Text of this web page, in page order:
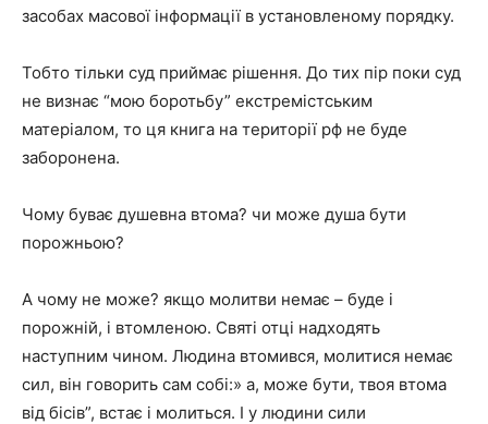
засобах масової інформації в установленому порядку.
Тобто тільки суд приймає рішення. До тих пір поки суд
не визнає “мою боротьбу” екстремістським
матеріалом, то ця книга на території рф не буде
заборонена.
Чому буває душевна втома? чи може душа бути
порожньою?
А чому не може? якщо молитви немає – буде і
порожній, і втомленою. Святі отці надходять
наступним чином. Людина втомився, молитися немає
сил, він говорить сам собі:» а, може бути, твоя втома
від бісів”, встає і молиться. І у людини сили